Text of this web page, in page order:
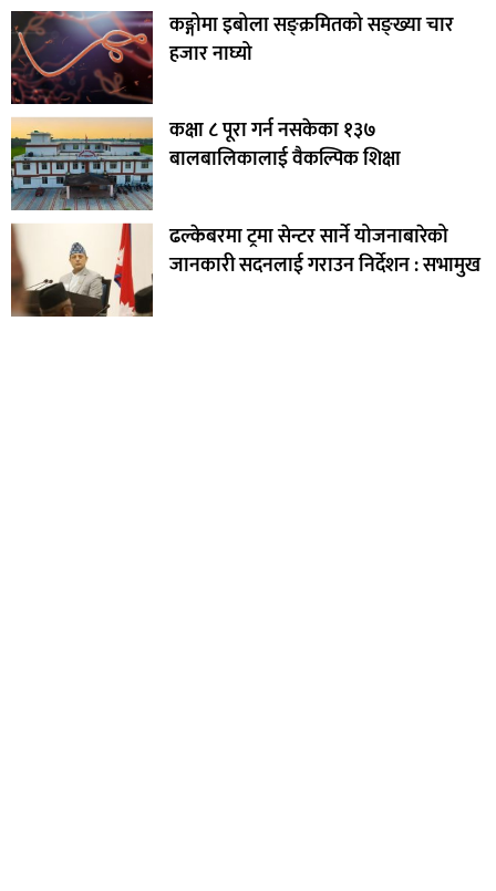
कङ्गोमा इबोला सङ्क्रमितको सङ्ख्या चार
हजार नाघ्यो
कक्षा ८ पूरा गर्न नसकेका १३७
बालबालिकालाई वैकल्पिक शिक्षा
ढल्केबरमा ट्रमा सेन्टर सार्ने योजनाबारेको
जानकारी सदनलाई ‍गराउन निर्देशन : सभामुख